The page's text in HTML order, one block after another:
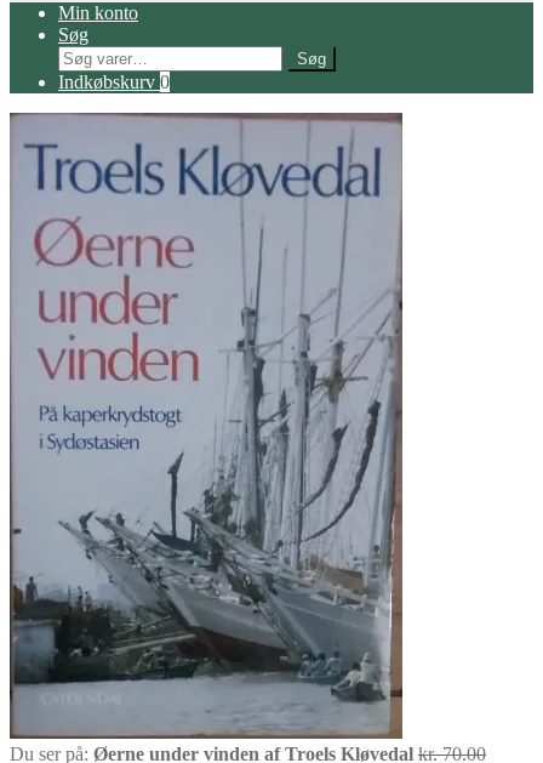
Min konto
Søg
Søg
efter:
Søg
Indkøbskurv 0
Du ser på: Øerne under vinden af Troels Kløvedal kr.70.00Den